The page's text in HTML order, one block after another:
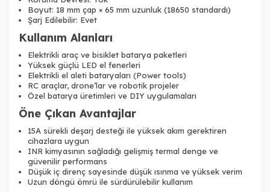
Boyut: 18 mm çap × 65 mm uzunluk (18650 standardı)
Şarj Edilebilir: Evet
Kullanım Alanları
Elektrikli araç ve bisiklet batarya paketleri
Yüksek güçlü LED el fenerleri
Elektrikli el aleti bataryaları (Power tools)
RC araçlar, drone’lar ve robotik projeler
Özel batarya üretimleri ve DIY uygulamaları
Öne Çıkan Avantajlar
15A sürekli deşarj desteği ile yüksek akım gerektiren
cihazlara uygun
INR kimyasının sağladığı gelişmiş termal denge ve
güvenilir performans
Düşük iç direnç sayesinde düşük ısınma ve yüksek verim
Uzun döngü ömrü ile sürdürülebilir kullanım